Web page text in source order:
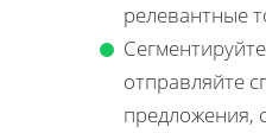
релевантные
отправляйте
предложения,